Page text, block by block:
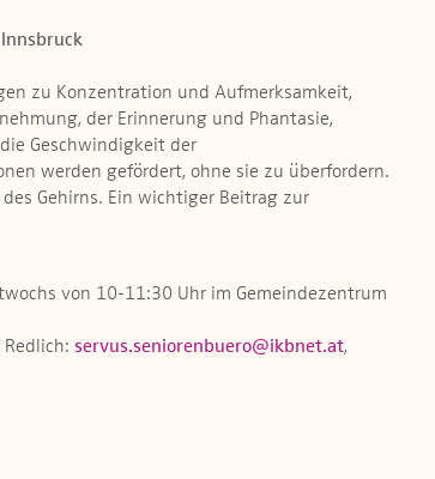
zu Konzentration und Aufmerksamkeit,
der Erinnerung und Phantasie,
Geschwindigkeit der
werden gefördert, ohne sie zu überfordern.
Gehirns. Ein wichtiger Beitrag zur
von 10-11:30 Uhr im Gemeindezentrum
servus.seniorenbuero@ikbnet.at,